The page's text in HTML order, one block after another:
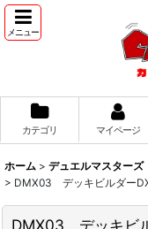
メニュー
カテゴリ マイページ
ホーム > デュエルマスターズ
> DMX03 デッキビルダー
DMX03 デッキビ